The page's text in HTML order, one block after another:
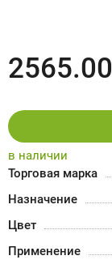
в наличии
Торговая марка
Назначение
Цвет
Применение
2565.00